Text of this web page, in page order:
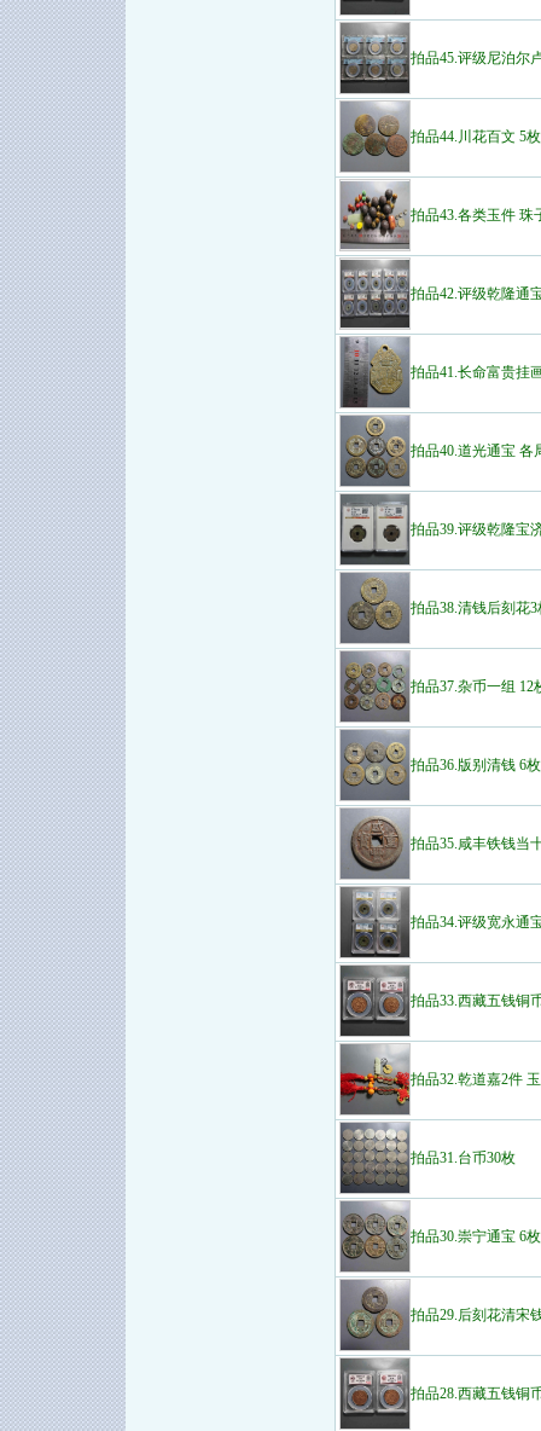
拍品45.评级尼泊尔
拍品44.川花百文 5枚
拍品43.各类玉件 珠
拍品42.评级乾隆通
拍品41.长命富贵挂
拍品40.道光通宝 各
拍品39.评级乾隆宝
拍品38.清钱后刻花3
拍品37.杂币一组 12
拍品36.版别清钱 6
拍品35.咸丰铁钱当
拍品34.评级宽永通
拍品33.西藏五钱铜
拍品32.乾道嘉2件
拍品31.台币30枚
拍品30.崇宁通宝 6枚
拍品29.后刻花清宋
拍品28.西藏五钱铜